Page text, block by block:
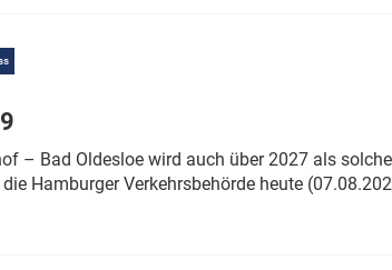
– Bad Oldesloe wird auch über 2027 als
Hamburger Verkehrsbehörde heute